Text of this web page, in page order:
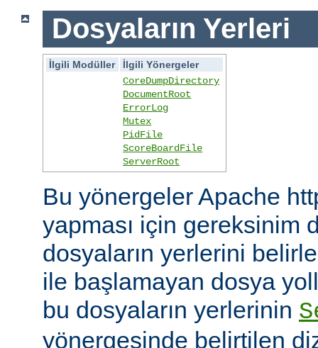
Dosyaların Yerleri
İlgili Modüller
İlgili Yönergeler
CoreDumpDirectory
DocumentRoot
ErrorLog
Mutex
PidFile
ScoreBoardFile
ServerRoot
Bu yönergeler Apache
yapması için gereksinim
dosyaların yerlerini
ile başlamayan dosya
bu dosyaların yerlerinin
yönergesinde belirtilen